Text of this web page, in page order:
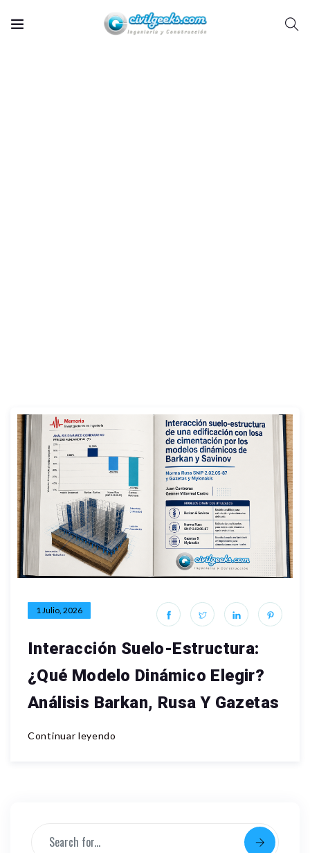
1 Julio, 2026
Interacción Suelo-Estructura:
¿Qué Modelo Dinámico Elegir?
Análisis Barkan, Rusa Y Gazetas
Continuar leyendo